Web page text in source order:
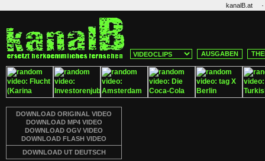
kanalB.at ·
AUSGABEN
DOWNLOAD ORIGINAL VIDEO
DOWNLOAD MP4 VIDEO
DOWNLOAD OGV VIDEO
DOWNLOAD FLASH VIDEO
DOWNLOAD UT DEUTSCH